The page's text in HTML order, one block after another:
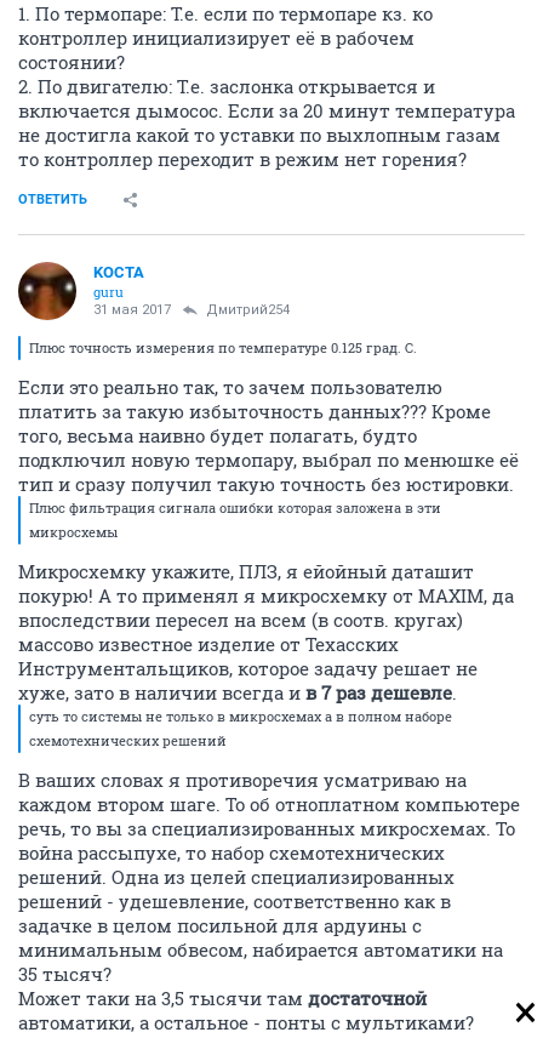
1. По термопаре: Т.е. если по термопаре кз. ко
контроллер инициализирует её в рабочем
состоянии?
2. По двигателю: Т.е. заслонка открывается и
включается дымосос. Если за 20 минут температура
не достигла какой то уставки по выхлопным газам
то контроллер переходит в режим нет горения?
ОТВЕТИТЬ
KOCTA
guru
31 мая 2017 Дмитрий254
Плюс точность измерения по температуре 0.125 град. С.
Если это реально так, то зачем пользователю
платить за такую избыточность данных??? Кроме
того, весьма наивно будет полагать, будто
подключил новую термопару, выбрал по менюшке её
тип и сразу получил такую точность без юстировки.
Плюс фильтрация сигнала ошибки которая заложена в эти
микросхемы
Микросхемку укажите, ПЛЗ, я ейойный даташит
покурю! А то применял я микросхемку от MAXIM, да
впоследствии пересел на всем (в соотв. кругах)
массово известное изделие от Техасских
Инструментальщиков, которое задачу решает не
хуже, зато в наличии всегда и в 7 раз дешевле.
суть то системы не только в микросхемах а в полном наборе
схемотехнических решений
В ваших словах я противоречия усматриваю на
каждом втором шаге. То об отноплатном компьютере
речь, то вы за специализированных микросхемах. То
война рассыпухе, то набор схемотехнических
решений. Одна из целей специализированных
решений - удешевление, соответственно как в
задачке в целом посильной для ардуины с
минимальным обвесом, набирается автоматики на
35 тысяч?
Может таки на 3,5 тысячи там достаточной
автоматики, а остальное - понты с мультиками?